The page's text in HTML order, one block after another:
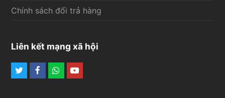
Chính sách đổi trả hàng
Liên kết mạng xã hội
TwitterFacebook
Whatsapp
Youtube